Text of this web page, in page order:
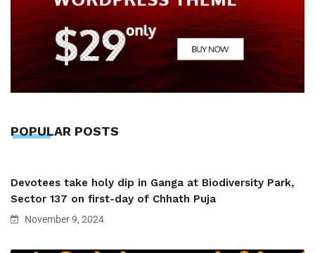
POPULAR POSTS
Devotees take holy dip in Ganga at Biodiversity Park,
Sector 137 on first-day of Chhath Puja
November 9, 2024